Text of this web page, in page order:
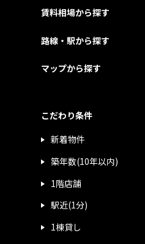
賃料相場から探す
路線・駅から探す
マップから探す
こだわり条件
新着物件
築年数(10年以内)
1階店舗
駅近(1分)
1棟貸し